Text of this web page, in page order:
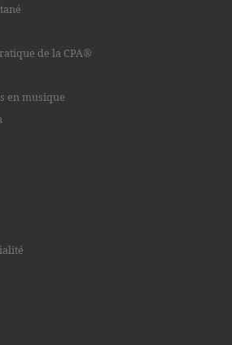
de la CPA®
en musique